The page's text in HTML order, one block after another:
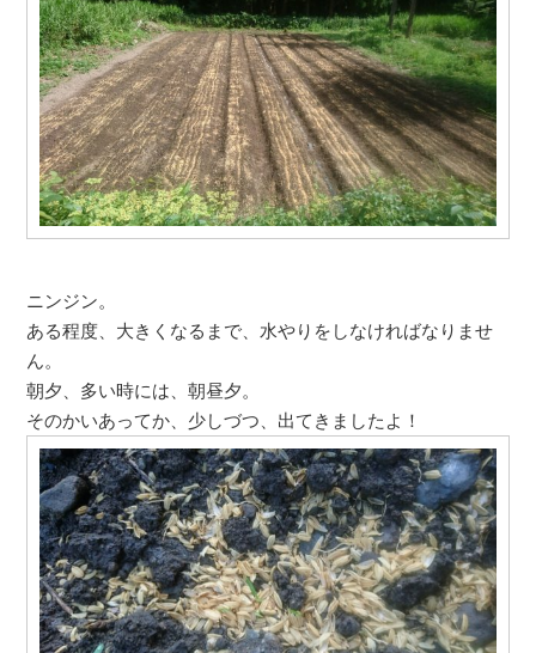
ニンジン。
ある程度、大きくなるまで、水やりをしなければなりませ
ん。
朝夕、多い時には、朝昼夕。
そのかいあってか、少しづつ、出てきましたよ！